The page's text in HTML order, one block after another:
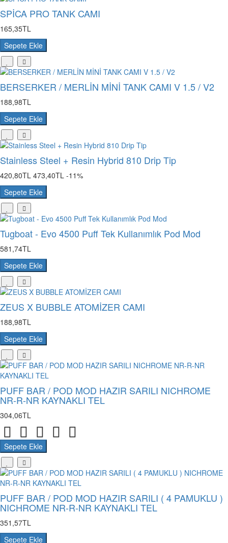
SPİCA PRO TANK CAMI
165,35TL
Sepete Ekle
BERSERKER / MERLİN MİNİ TANK CAMI V 1.5 / V2
188,98TL
Sepete Ekle
Stainless Steel + Resin Hybrid 810 Drip Tip
420,80TL 473,40TL -11%
Sepete Ekle
Tugboat - Evo 4500 Puff Tek Kullanımlık Pod Mod
581,74TL
Sepete Ekle
ZEUS X BUBBLE ATOMİZER CAMI
188,98TL
Sepete Ekle
PUFF BAR / POD MOD HAZIR SARILI NICHROME
NR-R-NR KAYNAKLI TEL
304,06TL
Sepete Ekle
PUFF BAR / POD MOD HAZIR SARILI ( 4 PAMUKLU )
NICHROME NR-R-NR KAYNAKLI TEL
351,57TL
Sepete Ekle